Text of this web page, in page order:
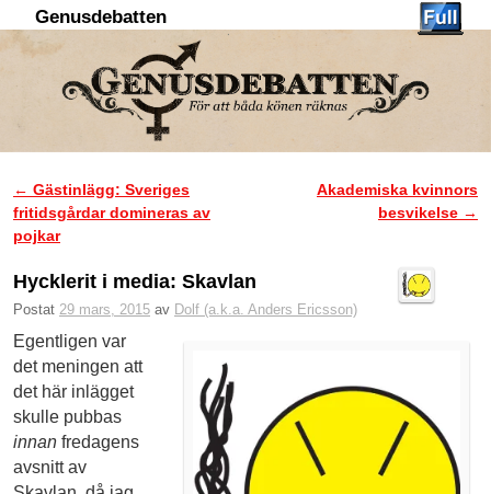
Genusdebatten
Inläggsnavigering
← Gästinlägg: Sveriges
fritidsgårdar domineras av
pojkar
Akademiska kvinnors
besvikelse →
Hycklerit i media: Skavlan
Postat 29 mars, 2015 av Dolf (a.k.a. Anders Ericsson)
Egentligen var
det meningen att
det här inlägget
skulle pubbas
innan fredagens
avsnitt av